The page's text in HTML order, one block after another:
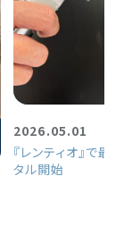
2026.05.01
『レンティオ』で最
タル開始